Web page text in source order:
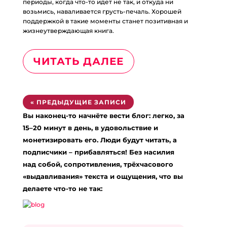
периоды, когда что-то идет не так, и откуда ни
возьмись, наваливается грусть-печаль. Хорошей
поддержкой в такие моменты станет позитивная и
жизнеутверждающая книга.
ЧИТАТЬ ДАЛЕЕ
« ПРЕДЫДУЩИЕ ЗАПИСИ
Вы наконец-то начнёте вести блог: легко, за
15–20 минут в день, в удовольствие и
монетизировать его. Люди будут читать, а
подписчики – прибавляться! Без насилия
над собой, сопротивления, трёхчасового
«выдавливания» текста и ощущения, что вы
делаете что-то не так: